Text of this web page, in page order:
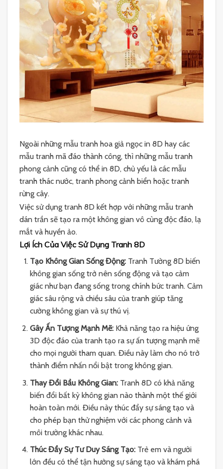
Ngoài những mẫu tranh hoa giả ngọc in 8D hay các
mẫu tranh mã đáo thành công, thì những mẫu tranh
phong cảnh cũng có thể in 8D, chủ yếu là các mẫu
tranh thác nước, tranh phong cảnh biển hoặc tranh
rừng cây.
Việc sử dụng tranh 8D kết hợp với những mẫu tranh
dán trần sẽ tạo ra một không gian vô cùng độc đáo, lạ
mắt và huyền ảo.
Lợi Ích Của Việc Sử Dụng Tranh 8D
Tạo Không Gian Sống Động:Tranh Tường 8D biến
không gian sống trở nên sống động và tạo cảm
giác như bạn đang sống trong chính bức tranh. Cảm
giác sâu rộng và chiều sâu của tranh giúp tăng
cường không gian và sự thú vị.
Gây Ấn Tượng Mạnh Mẽ:Khả năng tạo ra hiệu ứng
3D độc đáo của tranh tạo ra sự ấn tượng mạnh mẽ
cho mọi người tham quan. Điều này làm cho nó trở
thành điểm nhấn nổi bật trong không gian.
Thay Đổi Bầu Không Gian:Tranh 8D có khả năng
biến đổi bất kỳ không gian nào thành một thế giới
hoàn toàn mới. Điều này thúc đẩy sự sáng tạo và
cho phép bạn thử nghiệm với các phong cảnh và
môi trường khác nhau.
Thúc Đẩy Sự Tư Duy Sáng Tạo:Trẻ em và người
lớn đều có thể tận hưởng sự sáng tạo và khám phá